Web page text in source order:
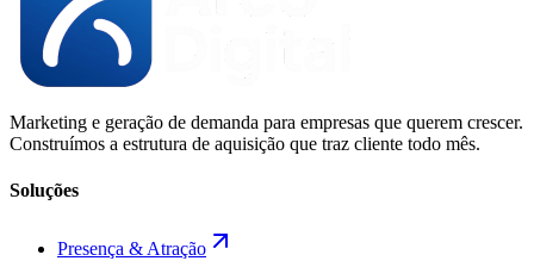
Marketing e geração de demanda para empresas que querem crescer.
Construímos a estrutura de aquisição que traz cliente todo mês.
Soluções
Presença & Atração